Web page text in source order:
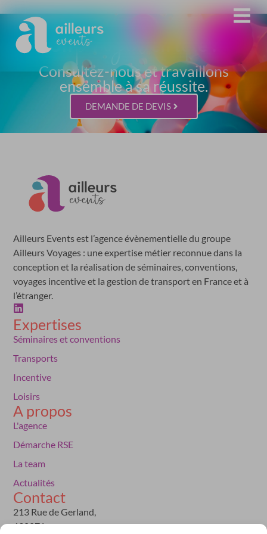
Unprojet en tête ?
Consultez-nous et travaillons
ensemble à sa réussite.
DEMANDE DE DEVIS
Ailleurs Events est l’agence évènementielle du groupe
Ailleurs Voyages : une expertise métier reconnue dans la
conception et la réalisation de séminaires, conventions,
voyages incentive et la gestion de transport en France et à
l’étranger.
A propos
L'agence
Démarche RSE
La team
Actualités
Expertises
Séminaires et conventions
Transports
Incentive
Loisirs
Contact
213 Rue de Gerland,
69007 Lyon